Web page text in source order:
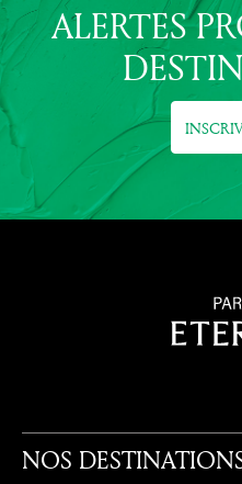
ALERTES
NOS